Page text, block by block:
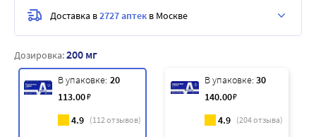
Дозировка:200 мг
В упаковке: 20
113.00₽
4.9 (112отзывов)
В упаковке: 30
140.00₽
4.9 (204отзыва)
Доставка в2727 аптек в Москве